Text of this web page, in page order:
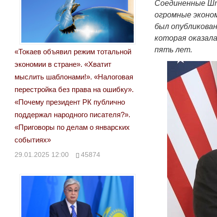
Соединенные
огромные
был
которая
пять лет.
«Токаев объявил режим тотальной
экономии в стране». «Хватит
мыслить шаблонами!». «Налоговая
перестройка без права на ошибку».
«Почему президент РК публично
поддержал народного писателя?».
«Приговоры по делам о январских
событиях»
29.01.2025 12:00 45874